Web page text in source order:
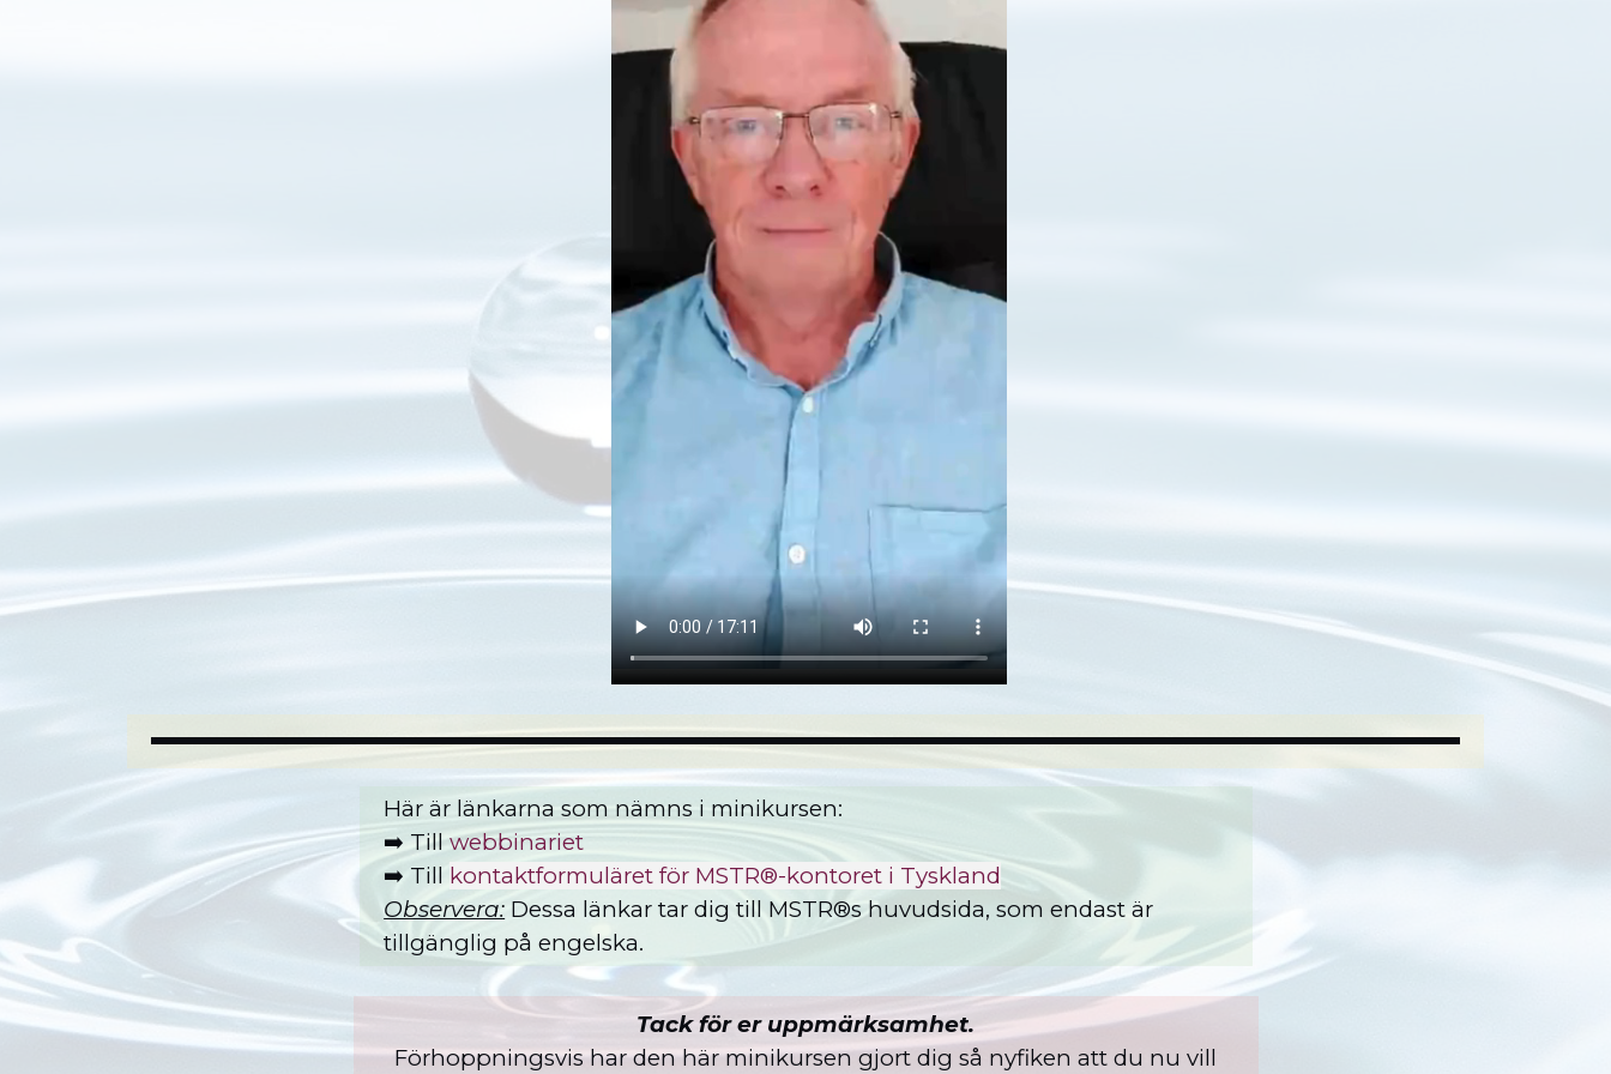
Här är länkarna som nämns i minikursen:
➡️ Till webbinariet
➡️ Till kontaktformuläret för MSTR®-kontoret i Tyskland
Observera: Dessa länkar tar dig till MSTR®s huvudsida, som endast är
tillgänglig på engelska.
Tack för er uppmärksamhet.
Förhoppningsvis har den här minikursen gjort dig så nyfiken att du nu vill